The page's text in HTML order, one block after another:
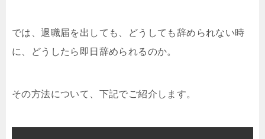
では、退職届を出しても、どうしても辞められない時
に、どうしたら即日辞められるのか。
その方法について、下記でご紹介します。